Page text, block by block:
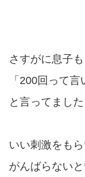
さすがに息子も
「200回って言
と言ってまし
いい刺激をもら
がんばらないと